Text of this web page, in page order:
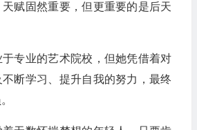
赋固然重要，但更重要的是后天
专业的艺术院校，但她凭借着对
断学习、提升自我的努力，最终